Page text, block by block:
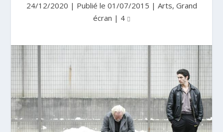
24/12/2020 | Publié le 01/07/2015 | Arts, Grand
écran | 4